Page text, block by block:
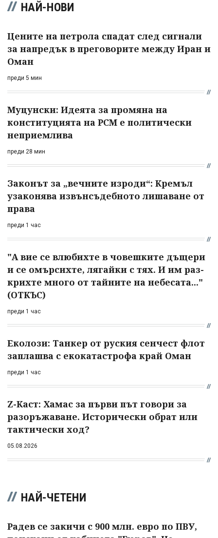
НАЙ-НОВИ
Цените на петрола спадат след сигнали
за напредък в преговорите между Иран и
Оман
преди 5 мин
Муцунски: Идеята за промяна на
конституцията на РСМ е политически
неприемлива
преди 28 мин
Законът за „вечните изроди“: Кремъл
узаконява извънсъдебното лишаване от
права
преди 1 час
"А вие се влюбихте в чо­вешките дъщери
и се омърсихте, лягайки с тях. И им раз­
крихте много от тайните на небесата..."
(ОТКЪС)
преди 1 час
Еколози: Танкер от руския сенчест флот
заплашва с екокатастрофа край Оман
преди 1 час
Z-Каст: Хамас за първи път говори за
разоръжаване. Исторически обрат или
тактически ход?
05.08.2026
НАЙ-ЧЕТЕНИ
Радев се закичи с 900 млн. евро по ПВУ,